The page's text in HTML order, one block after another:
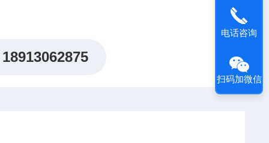
18913062875
电话咨询
扫码加微信